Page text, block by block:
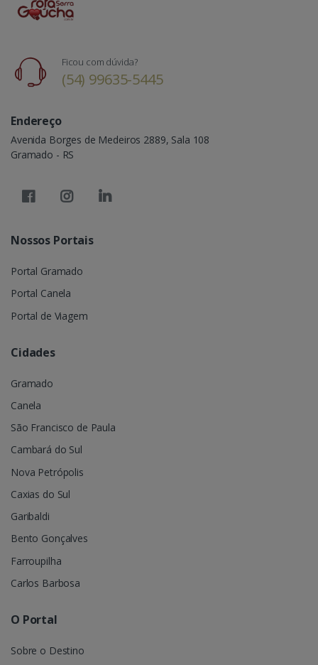
Ficou com dúvida?
(54) 99635-5445
Endereço
Avenida Borges de Medeiros 2889, Sala 108
Gramado - RS
Nossos Portais
Portal Gramado
Portal Canela
Portal de Viagem
Cidades
Gramado
Canela
São Francisco de Paula
Cambará do Sul
Nova Petrópolis
Caxias do Sul
Garibaldi
Bento Gonçalves
Farroupilha
Carlos Barbosa
O Portal
Sobre o Destino